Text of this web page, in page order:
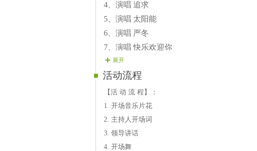
4 、演唱 追求
5 、演唱 太阳能
6 、演唱 严冬
7 、演唱 快乐欢迎你
8、歌伴舞
9、演唱 网情
10、演唱 妮子
展开
活动流程
【活 动 流 程】：
1. 开场音乐片花
2. 主持人开场词
3. 领导讲话
4. 开场舞